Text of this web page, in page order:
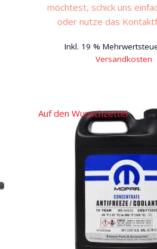
möchtest, schick uns
oder nutze das
Inkl. 19 %
Versandkosten
Auf den Wunschzettel